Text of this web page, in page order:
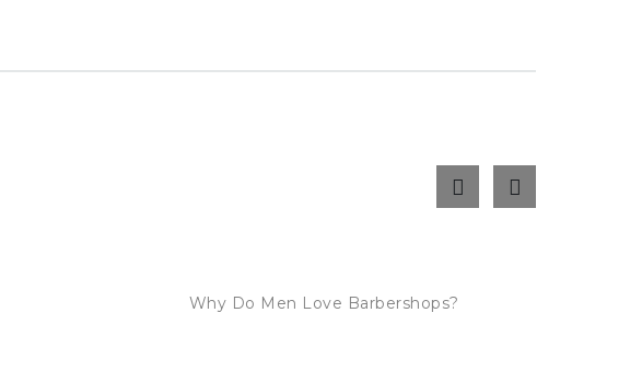
Why Do Men Love Barbershops?